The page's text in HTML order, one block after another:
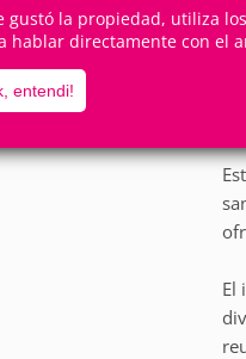
gustó la propiedad, utiliza
hablar directamente con el
entendi!
24Personas
El